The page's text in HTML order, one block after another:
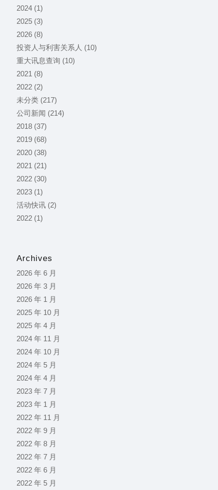
2024(1)
2025(3)
2026(8)
投资人与利害关系人 (10)
重大讯息查询 (10)
2021 (8)
2022(2)
未分类(217)
公司新闻 (214)
2018(37)
2019(68)
2020(38)
2021 (21)
2022(30)
2023(1)
活动快讯(2)
2022(1)
Archives
2026 年 6 月
2026 年 3 月
2026 年 1 月
2025 年 10 月
2025 年 4 月
2024 年 11 月
2024 年 10 月
2024 年 5 月
2024 年 4 月
2023 年 7 月
2023 年 1 月
2022 年 11 月
2022 年 9 月
2022 年 8 月
2022 年 7 月
2022 年 6 月
2022 年 5 月